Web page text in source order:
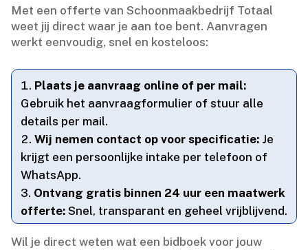
Met een offerte van Schoonmaakbedrijf Totaal
weet jij direct waar je aan toe bent.​ Aanvragen
werkt eenvoudig, snel en kosteloos:
Plaats je aanvraag online of per mail:
Gebruik het aanvraagformulier of stuur alle
details per mail.​
Wij nemen contact op voor specificatie: Je
krijgt een persoonlijke intake per telefoon of
WhatsApp.​
Ontvang gratis binnen 24 uur een maatwerk
offerte: Snel, transparant en geheel vrijblijvend.​
Wil je direct weten wat een bidboek voor jouw